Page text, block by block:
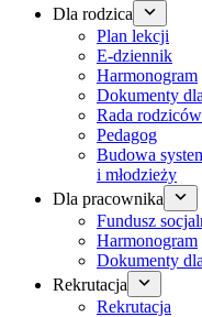
Dla rodzica
Plan lekcji
E-dziennik
Harmonogram
Dokumenty
Rada rodziców
Pedagog
Budowa
i młodzieży
Dla pracownika
Fundusz
Harmonogram
Dokumenty
Rekrutacja
Rekrutacja